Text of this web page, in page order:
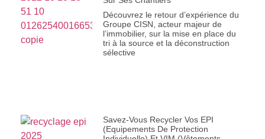
Découvrez le retour d’expérience du
Groupe CISN, acteur majeur de
l’immobilier, sur la mise en place du
tri à la source et la déconstruction
sélective
Savez-Vous Recycler Vos EPI
(Equipements De Protection